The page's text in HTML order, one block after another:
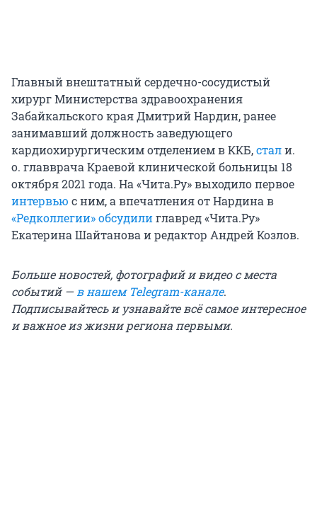
Главный внештатный сердечно-сосудистый
хирург Министерства здравоохранения
Забайкальского края Дмитрий Нардин, ранее
занимавший должность заведующего
кардиохирургическим отделением в ККБ,стали.
о. главврача Краевой клинической больницы 18
октября 2021 года. На «Чита.Ру» выходило первое
интервью с ним, а впечатления от Нардина в
«Редколлегии» обсудилиглавред «Чита.Ру»
Екатерина Шайтанова и редактор Андрей Козлов.
Больше новостей, фотографий и видео с места
событий —в нашем Telegram-канале.
Подписывайтесь и узнавайте всё самое интересное
и важное из жизни региона первыми.